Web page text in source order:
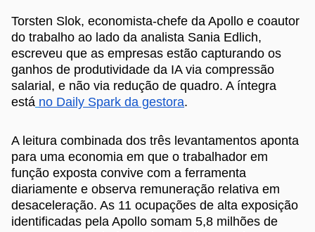
Torsten Slok, economista-chefe da Apollo e coautor
do trabalho ao lado da analista Sania Edlich,
escreveu que as empresas estão capturando os
ganhos de produtividade da IA via compressão
salarial, e não via redução de quadro. A íntegra
está no Daily Spark da gestora.
A leitura combinada dos três levantamentos aponta
para uma economia em que o trabalhador em
função exposta convive com a ferramenta
diariamente e observa remuneração relativa em
desaceleração. As 11 ocupações de alta exposição
identificadas pela Apollo somam 5,8 milhões de